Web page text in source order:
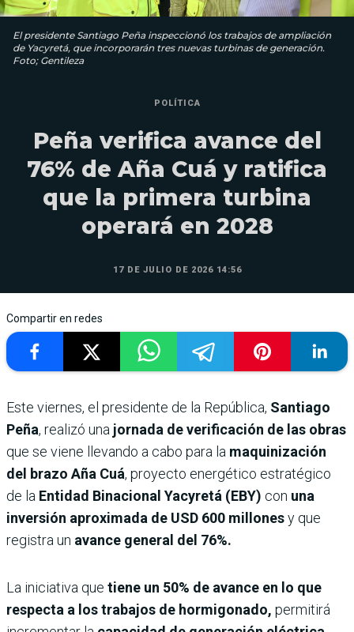
El presidente Santiago Peña inspeccionó los trabajos de ampliación
de Yacyretá, que incorporarán tres nuevas turbinas de generación.
Foto; Gentileza
POLÍTICA
Peña verifica avance del
76% de Aña Cuá y ratifica
que la primera turbina
operará en 2028
17 DE JULIO DE 2026 14:56
Compartir en redes
Este viernes, el presidente de la República, Santiago
Peña, realizó una jornada de verificación de las obras
que se viene llevando a cabo para la maquinización
del brazo Aña Cuá, proyecto energético estratégico
de la Entidad Binacional Yacyretá (EBY) con una
inversión aproximada de USD 600 millonesy que
registra un avance general del 76%.
La iniciativa que tiene un 50% de avance en lo que
respecta a los trabajos de hormigonado, permitirá